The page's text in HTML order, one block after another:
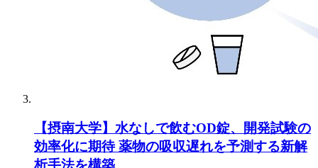
【摂南大学】水なしで飲むOD錠、開発試験の
効率化に期待 薬物の吸収遅れを予測する新解
析手法を構築